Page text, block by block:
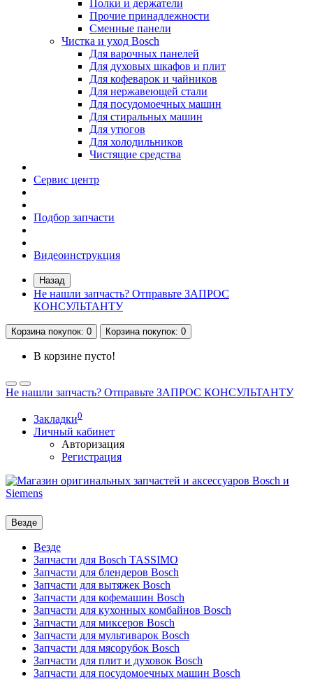
Полки и держатели
Прочие принадлежности
Сменные панели
Чистка и уход Bosch
Для варочных панелей
Для духовых шкафов и плит
Для кофеварок и чайников
Для нержавеющей стали
Для посудомоечных машин
Для стиральных машин
Для утюгов
Для холодильников
Чистящие средства
Сервис центр
Подбор запчасти
Видеоинструкция
Назад
Не нашли запчасть? Отправьте ЗАПРОС
КОНСУЛЬТАНТУ
Корзинапокупок: 0 Корзинапокупок: 0
В корзине пусто!
Не нашли запчасть? Отправьте ЗАПРОС КОНСУЛЬТАНТУ
Закладки0
Личный кабинет
Авторизация
Регистрация
Везде
Везде
Запчасти для Bosch TASSIMO
Запчасти для блендеров Bosch
Запчасти для вытяжек Bosch
Запчасти для кофемашин Bosch
Запчасти для кухонных комбайнов Bosch
Запчасти для миксеров Bosch
Запчасти для мультиварок Bosch
Запчасти для мясорубок Bosch
Запчасти для плит и духовок Bosch
Запчасти для посудомоечных машин Bosch